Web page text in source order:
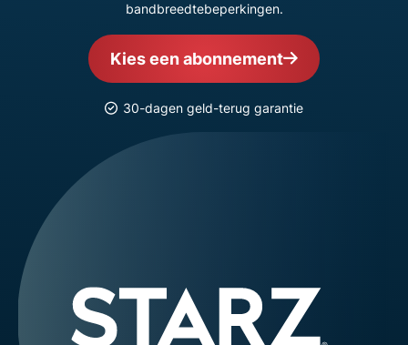
bandbreedtebeperkingen.
Kies een abonnement
30-dagen geld-terug garantie